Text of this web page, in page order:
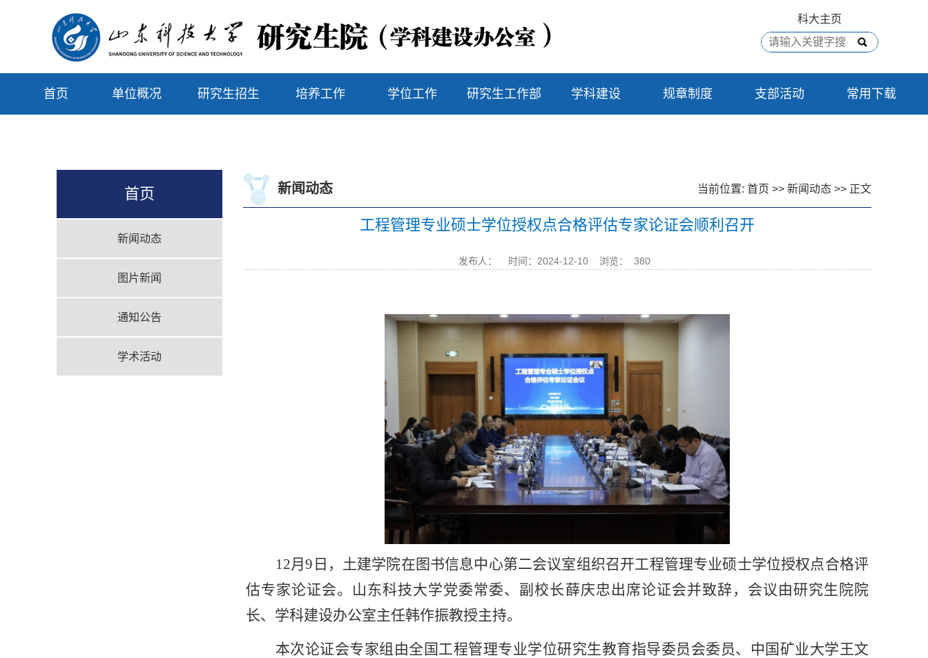
科大主页
首页 单位概况 研究生招生 培养工作 学位工作 研究生工作部 学科建设 规章制度 支部活动 常用下载
首页
新闻动态
图片新闻
通知公告
学术活动
新闻动态 当前位置: 首页 >> 新闻动态 >> 正文
工程管理专业硕士学位授权点合格评估专家论证会顺利召开
发布人： 时间：2024-12-10 浏览： 380
12月9日，土建学院在图书信息中心第二会议室组织召开工程管理专业硕士学位授权点合格评
估专家论证会。山东科技大学党委常委、副校长薛庆忠出席论证会并致辞，会议由研究生院院
长、学科建设办公室主任韩作振教授主持。
本次论证会专家组由全国工程管理专业学位研究生教育指导委员会委员、中国矿业大学王文